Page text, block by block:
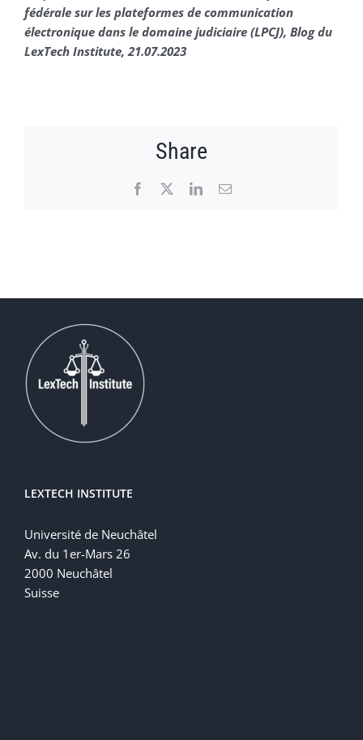
fédérale sur les plateformes de communication
électronique dans le domaine judiciaire (LPCJ), Blog du
LexTech Institute, 21.07.2023
Share
Facebook LinkedInEmail
LEXTECH INSTITUTE
Université de Neuchâtel
Av. du 1er-Mars 26
2000 Neuchâtel
Suisse